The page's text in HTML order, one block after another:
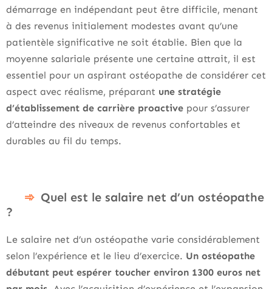
démarrage en indépendant peut être difficile, menant
à des revenus initialement modestes avant qu’une
patientèle significative ne soit établie. Bien que la
moyenne salariale présente une certaine attrait, il est
essentiel pour un aspirant ostéopathe de considérer cet
aspect avec réalisme, préparant une stratégie
d’établissement de carrière proactive pour s’assurer
d’atteindre des niveaux de revenus confortables et
durables au fil du temps.
Quel est le salaire net d’un ostéopathe
?
Le salaire net d’un ostéopathe varie considérablement
selon l’expérience et le lieu d’exercice. Un ostéopathe
débutant peut espérer toucher environ 1300 euros net